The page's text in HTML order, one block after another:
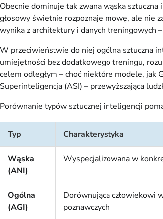
Obecnie dominuje tak zwana wąska
głosowy świetnie rozpoznaje mowę, ale nie
wynika z architektury i danych treningowych
W przeciwieństwie do niej ogólna sztuczna
umiejętności bez dodatkowego treningu,
celem odległym – choć niektóre modele, jak
Superinteligencja (ASI) – przewyższająca
Porównanie typów sztucznej inteligencji
Typ Charakterystyka
Wąska
(ANI)
Wyspecjalizowana w
Ogólna
(AGI)
Dorównująca człowiekowi
poznawczych